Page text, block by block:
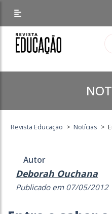
Revista Educação > Notícias >
Autor
Deborah Ouchana
Publicado em 07/05/2012